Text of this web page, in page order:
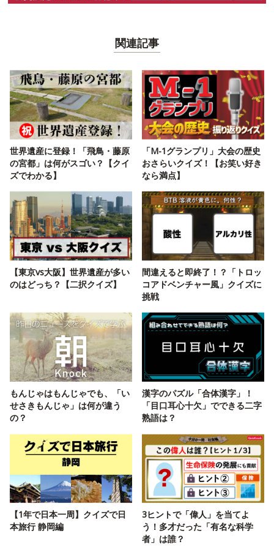
関連記事
世界遺産に登録！「飛鳥・藤原
の宮都」は何がスゴい？【クイ
ズでわかる】
「M-1グランプリ」大会の歴史
おさらいクイズ！【お笑い好き
なら満点】
【東京vs大阪】世界遺産が多い
のはどっち？【二択クイズ】
間違えると即終了！？「トロッ
コアドベンチャー風」クイズに
挑戦
もんじゃはもんじゃでも、「い
せさきもんじゃ」は何が違う
の？
漢字のパズル「合体漢字」！
「目口耳心十欠」でできる二字
熟語は？
【1年で日本一周】クイズで日
本旅行 静岡編
3ヒントで「偉人」を当てよ
う！多才だった「有名な科学
者」は誰？